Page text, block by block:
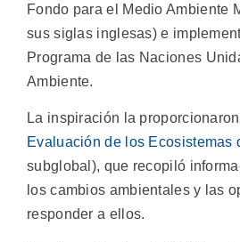
Fondo para el Medio Ambiente
sus siglas inglesas) e
Programa de las Naciones
Ambiente.
La inspiración la
Evaluación de los Ecosistemas
subglobal), que recopiló
los cambios ambientales y las
responder a ellos.